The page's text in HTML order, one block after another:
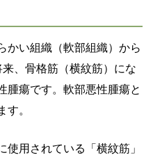
かい組織（軟部組織）から
、骨格筋（横紋筋）にな
腫瘍です。軟部悪性腫瘍と
す。
用されている「横紋筋」